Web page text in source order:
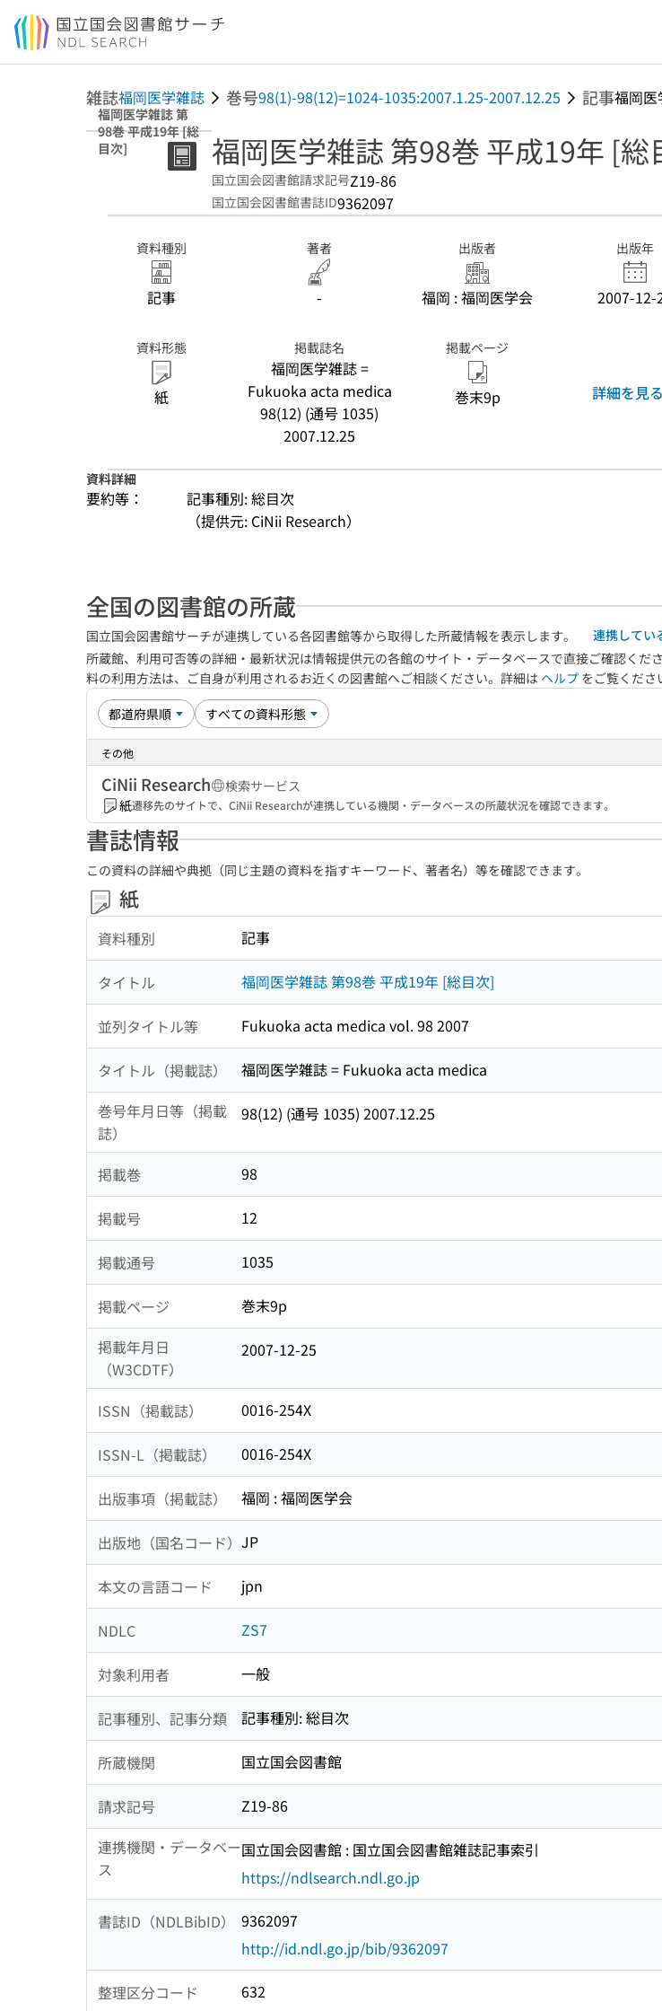
本文へ移動
雑誌福岡医学雑誌 巻号98(1)-98(12)=1024-1035:2007.1.25-2007.12.25 記事福岡医
福岡医学雑誌 第
98巻 平成19年 [総
目次]
福岡医学雑誌 第98巻 平成19年 [総
国立国会図書館請求記号Z19-86
国立国会図書館書誌ID9362097
資料種別
記事
著者
-
出版者
福岡 : 福岡医学会
出版年
2007-12-
資料形態
紙
掲載誌名
福岡医学雑誌 =
Fukuoka acta medica
98(12) (通号 1035)
2007.12.25
掲載ページ
巻末9p 詳細を見る
資料詳細
要約等：
記事種別: 総目次
（提供元: CiNii Research）
全国の図書館の所蔵
国立国会図書館サーチが連携している各図書館等から取得した所蔵情報を表示します。
連携してい
所蔵館、利用可否等の詳細・最新状況は情報提供元の各館のサイト・データベースで直接ご確認くだ
料の利用方法は、ご自身が利用されるお近くの図書館へご相談ください。詳細は ヘルプ をご覧くださ
その他
CiNii Research
検索サービス
紙遷移先のサイトで、CiNii Researchが連携している機関・データベースの所蔵状況を確認できます。
書誌情報
この資料の詳細や典拠（同じ主題の資料を指すキーワード、著者名）等を確認できます。
紙
資料種別 記事
タイトル 福岡医学雑誌 第98巻 平成19年 [総目次]
並列タイトル等 Fukuoka acta medica vol. 98 2007
タイトル（掲載誌）
福岡医学雑誌 = Fukuoka acta medica
巻号年月日等（掲載
誌）
98(12) (通号 1035) 2007.12.25
掲載巻 98
掲載号 12
掲載通号 1035
掲載ページ
巻末9p
掲載年月日
（W3CDTF）
2007-12-25
ISSN（掲載誌） 0016-254X
ISSN-L（掲載誌） 0016-254X
出版事項（掲載誌） 福岡 : 福岡医学会
出版地（国名コード） JP
本文の言語コード jpn
NDLC ZS7
対象利用者 一般
記事種別、記事分類 記事種別: 総目次
所蔵機関 国立国会図書館
請求記号
Z19-86
連携機関・データベー
ス
国立国会図書館 : 国立国会図書館雑誌記事索引
https://ndlsearch.ndl.go.jp
書誌ID（NDLBibID）
9362097
http://id.ndl.go.jp/bib/9362097
整理区分コード 632